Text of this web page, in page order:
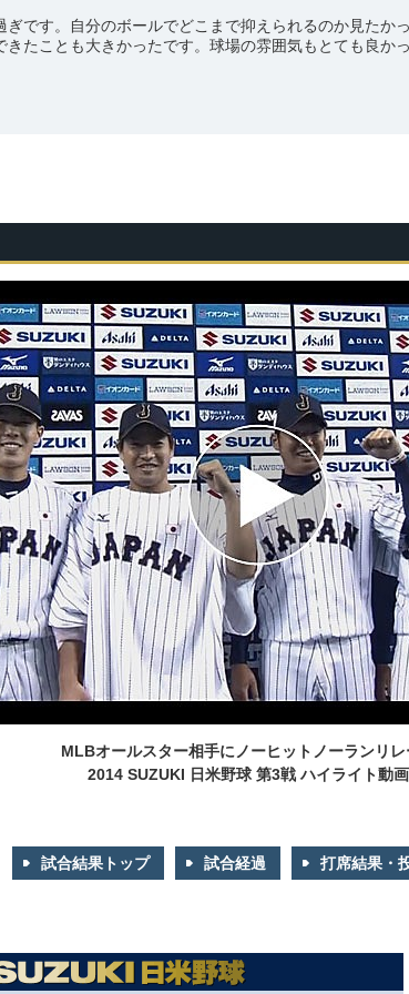
ぎです。自分のボールでどこまで抑えられるのか見たか
きたことも大きかったです。球場の雰囲気もとても良か
MLBオールスター相手にノーヒットノーランリレ
2014 SUZUKI 日米野球 第3戦 ハイライト動画
試合結果トップ 試合経過 打席結果・